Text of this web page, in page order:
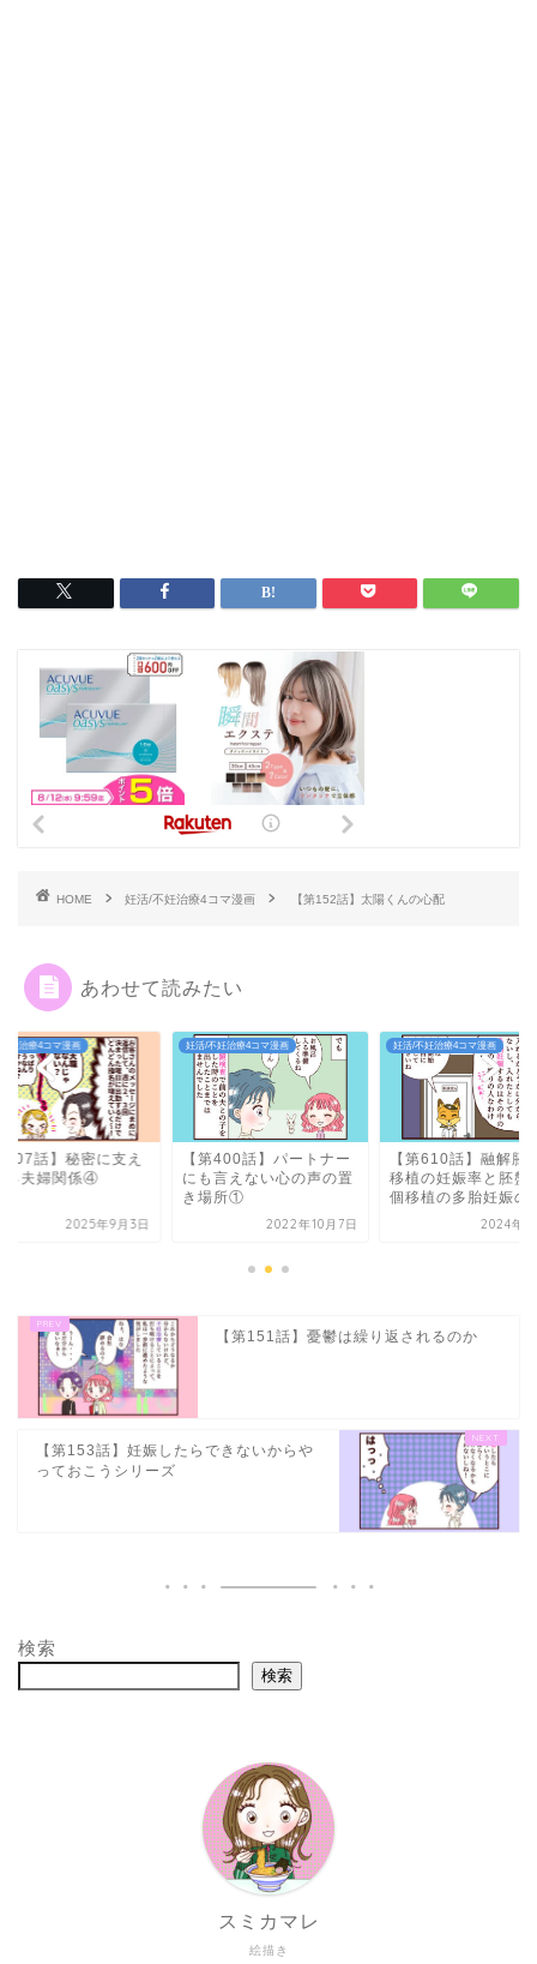
HOME 妊活/不妊治療4コマ漫画 【第152話】太陽くんの心配
あわせて読みたい
妊活/不妊治療4コマ漫画
【第400話】パートナー
にも言えない心の声の置
2022年10月7日
妊活/不妊治療4コマ漫画
【第610話】融解胚盤胞
移植の妊娠率と胚盤胞２
個移植の多胎妊娠のリ...
2024年8月6日
妊活/不妊治療4コマ
【第707話】
られる夫婦
【第151話】憂鬱は繰り返されるのか
【第153話】妊娠したらできないからや
っておこうシリーズ
検索
検索
絵描き
スミカマレ